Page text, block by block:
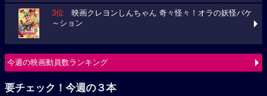
3位 映画クレヨンしんちゃん 奇々怪々！オラの妖怪バケ
～ション
今週の映画動員数ランキング
要チェック！今週の３本